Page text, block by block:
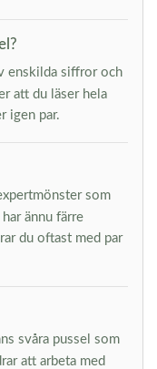
enskilda siffror och
att du läser hela
igen par.
som
ännu färre
du oftast med par
svåra pussel som
att arbeta med